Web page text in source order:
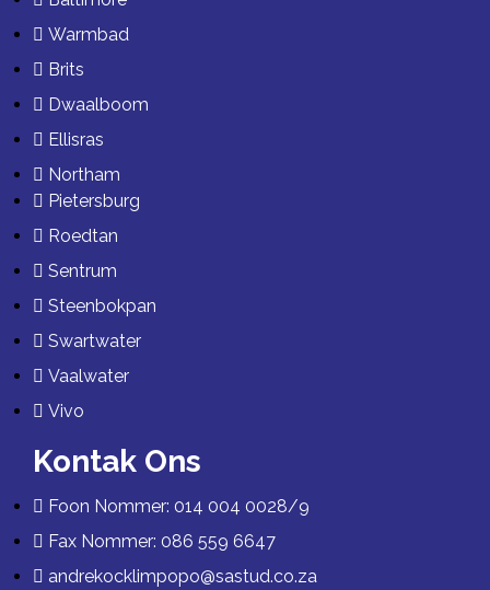
Warmbad
Brits
Dwaalboom
Ellisras
Northam
Pietersburg
Roedtan
Sentrum
Steenbokpan
Swartwater
Vaalwater
Vivo
Kontak Ons
Foon Nommer: 014 004 0028/9
Fax Nommer: 086 559 6647
andrekocklimpopo@sastud.co.za